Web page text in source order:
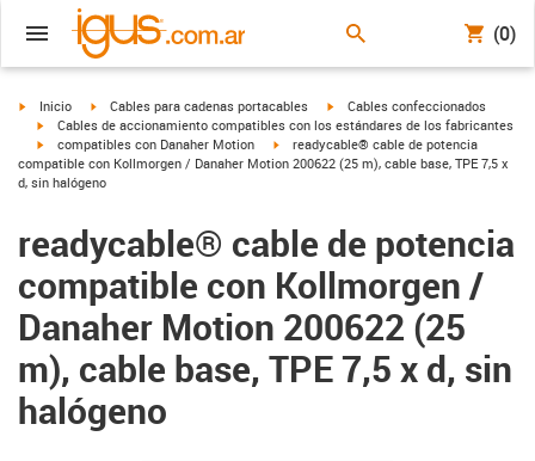
(0)
igus-icon-arrow-right
Inicio igus-icon-arrow-right
Cables para cadenas portacables igus-icon-arrow-right
Cables confeccionados
igus-icon-arrow-right
Cables de accionamiento compatibles con los estándares de los fabricantes
igus-icon-arrow-right
compatibles con Danaher Motion igus-icon-arrow-right
readycable® cable de potencia
compatible con Kollmorgen / Danaher Motion 200622 (25 m), cable base, TPE 7,5 x
d, sin halógeno
readycable® cable de potencia
compatible con Kollmorgen /
Danaher Motion 200622 (25
m), cable base, TPE 7,5 x d, sin
halógeno